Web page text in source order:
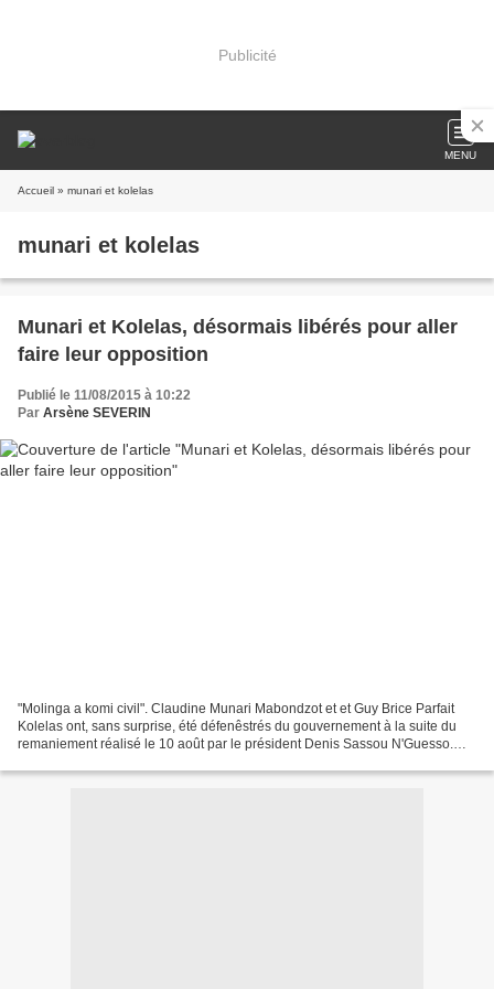
Publicité
MENU
Accueil » munari et kolelas
munari et kolelas
Munari et Kolelas, désormais libérés pour aller
faire leur opposition
Publié le 11/08/2015 à 10:22
Par Arsène SEVERIN
"Molinga a komi civil". Claudine Munari Mabondzot et et Guy Brice Parfait
Kolelas ont, sans surprise, été défenêstrés du gouvernement à la suite du
remaniement réalisé le 10 août par le président Denis Sassou N'Guesso.